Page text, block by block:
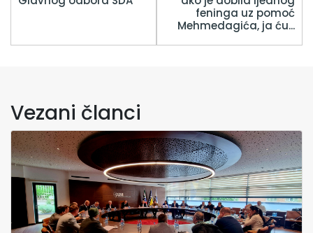
feninga uz pomoć
Mehmedagića, ja ću...
Vezani članci